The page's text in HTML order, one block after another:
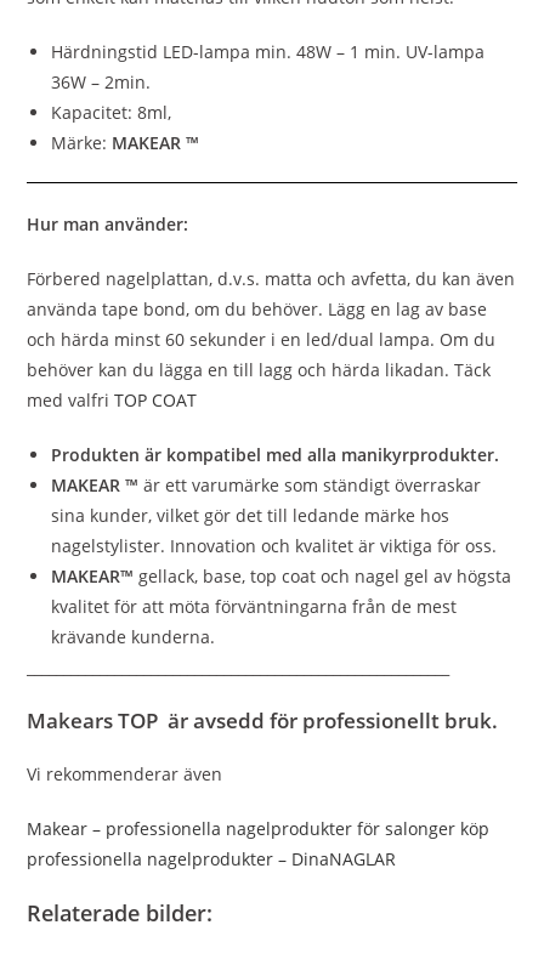
Härdningstid LED-lampa min. 48W – 1 min. UV-lampa
36W – 2min.
Kapacitet: 8ml,
Märke: MAKEAR ™
Hur man använder:
Förbered nagelplattan, d.v.s. matta och avfetta, du kan även
använda tape bond, om du behöver. Lägg en lag av base
och härda minst 60 sekunder i en led/dual lampa. Om du
behöver kan du lägga en till lagg och härda likadan. Täck
med valfriTOP COAT
Produkten är kompatibel med alla manikyrprodukter.
MAKEAR ™ är ett varumärke som ständigt överraskar
sina kunder, vilket gör det till ledande märke hos
nagelstylister. Innovation och kvalitet är viktiga för oss.
MAKEAR™ gellack, base, top coat och nagel gel av högsta
kvalitet för att möta förväntningarna från de mest
krävande kunderna.
Makears TOP är avsedd för professionellt bruk.
Vi rekommenderar även
Makear – professionella nagelprodukter för salonger köp
professionella nagelprodukter – DinaNAGLAR
Relaterade bilder: